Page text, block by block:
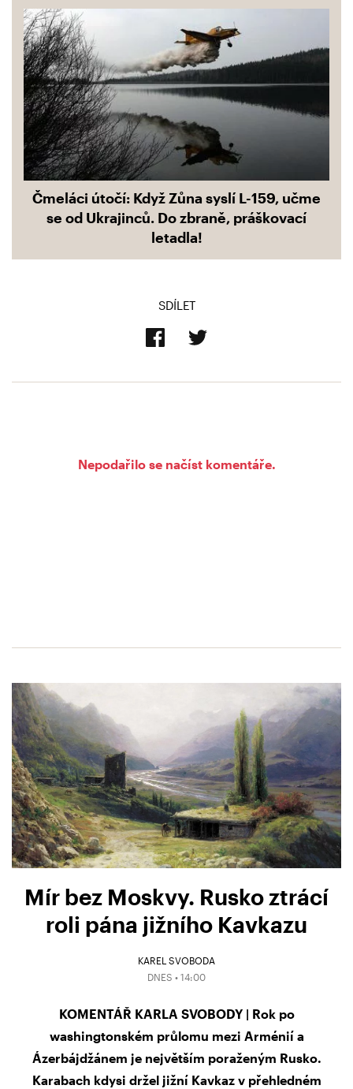
Čmeláci útočí: Když Zůna syslí L-159, učme
se od Ukrajinců. Do zbraně, práškovací
letadla!
SDÍLET
Nepodařilo se načíst komentáře.
Mír bez Moskvy. Rusko ztrácí
roli pána jižního Kavkazu
KAREL SVOBODA
DNES • 14:00
KOMENTÁŘ KARLA SVOBODY | Rok po
washingtonském průlomu mezi Arménií a
Ázerbájdžánem je největším poraženým Rusko.
Karabach kdysi držel jižní Kavkaz v přehledném